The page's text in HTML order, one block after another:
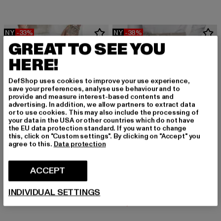
NY -33%
URBAN CLASSICS
Cargo Jogging
fra315,57 DKK
Nuværende pris: Fra 315,57 DKK
471,00 DKKKampagnepris: 471,00 DKK
NY -38%
GREAT TO SEE YOU
HERE!
DefShop uses cookies to improve your use experience,
save your preferences, analyse use behaviour and to
provide and measure interest-based contents and
advertising. In addition, we allow partners to extract data
or to use cookies. This may also include the processing of
your data in the USA or other countries which do not have
the EU data protection standard. If you want to change
this, click on "Custom settings". By clicking on "Accept" you
agree to this. Data protection
ACCEPT
INDIVIDUAL SETTINGS